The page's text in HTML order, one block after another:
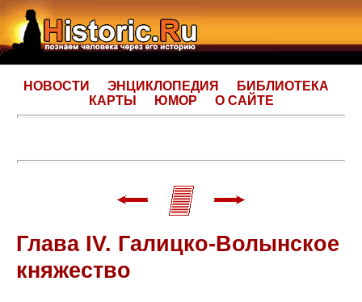
НОВОСТИ ЭНЦИКЛОПЕДИЯ
БИБЛИОТЕКА
КАРТЫ
ЮМОР О САЙТЕ
Глава IV. Галицко-Волынское
княжество